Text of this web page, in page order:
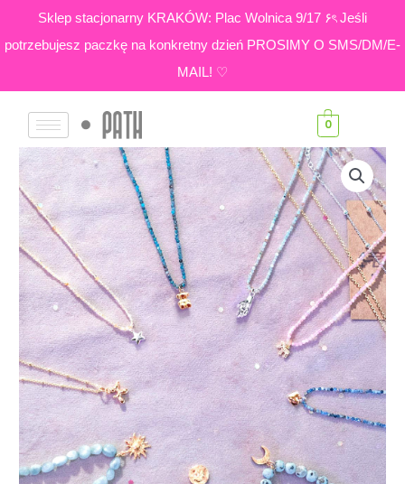
Sklep stacjonarny KRAKÓW: Plac Wolnica 9/17 ۶ৎ Jeśli
potrzebujesz paczkę na konkretny dzień PROSIMY O SMS/DM/E-
MAIL! ♡
content
0
ilość
Zawieszka